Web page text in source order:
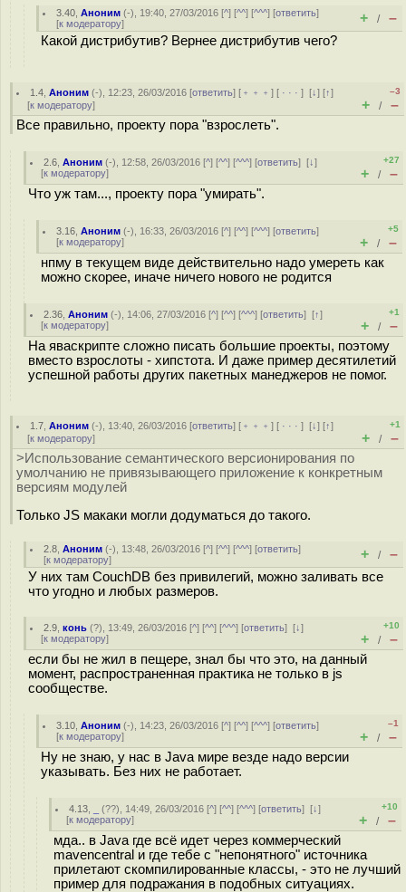
3.40 ,Аноним (-), 19:40, 27/03/2016 [^] [^^] [^^^] [ответить]
[к модератору] + / –
Какой дистрибутив? Вернее дистрибутив чего?
1.4 ,Аноним (-), 12:23, 26/03/2016 [ответить] [ ﹢﹢﹢] [ · · ·][↓] [↑]
[к модератору]
–3
+ / –
Все правильно, проекту пора "взрослеть".
2.6 ,Аноним (-), 12:58, 26/03/2016 [^] [^^] [^^^] [ответить][↓]
[к модератору]
+27
+ / –
Что уж там..., проекту пора "умирать".
3.16 ,Аноним (-), 16:33, 26/03/2016 [^] [^^] [^^^] [ответить]
[к модератору]
+5
+ / –
нпму в текущем виде действительно надо умереть как
можно скорее, иначе ничего нового не родится
2.36 ,Аноним (-), 14:06, 27/03/2016 [^] [^^] [^^^] [ответить][↑]
[к модератору]
+1
+ / –
На яваскрипте сложно писать большие проекты, поэтому
вместо взрослоты - хипстота. И даже пример десятилетий
успешной работы других пакетных манеджеров не помог.
1.7 ,Аноним (-), 13:40, 26/03/2016 [ответить] [ ﹢﹢﹢] [ · · ·][↓] [↑]
[к модератору]
+1
+ / –
>Использование семантического версионирования по
умолчанию не привязывающего приложение к конкретным
версиям модулей
Только JS макаки могли додуматься до такого.
2.8 ,Аноним (-), 13:48, 26/03/2016 [^] [^^] [^^^] [ответить]
[к модератору] + / –
У них там CouchDB без привилегий, можно заливать все
что угодно и любых размеров.
2.9 ,конь (?), 13:49, 26/03/2016 [^] [^^] [^^^] [ответить][↓]
[к модератору]
+10
+ / –
если бы не жил в пещере, знал бы что это, на данный
момент, распространенная практика не только в js
сообществе.
3.10 ,Аноним (-), 14:23, 26/03/2016 [^] [^^] [^^^] [ответить]
[к модератору]
–1
+ / –
Ну не знаю, у нас в Java мире везде надо версии
указывать. Без них не работает.
4.13 (??), 14:49, 26/03/2016 [^] [^^] [^^^] [ответить][↓]
[к модератору]
+10
+ / –
мда.. в Java где всё идет через коммерческий
mavencentral и где тебе с "непонятного" источника
прилетают скомпилированные классы, - это не лучший
пример для подражания в подобных ситуациях.